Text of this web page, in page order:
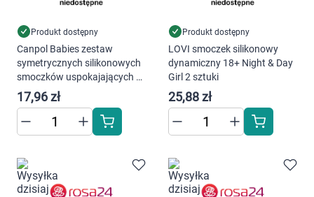
Ustawienia
AKCEPTUJĘ WSZYSTKIE
Produkt dostępny
Canpol Babies zestaw
symetrycznych silikonowych
smoczków uspokajających 0-
6m Bonjour Paris Pink 2
sztuki
17,96 zł
Produkt dostępny
LOVI smoczek silikonowy
dynamiczny 18+ Night & Day
Girl 2 sztuki
25,88 zł